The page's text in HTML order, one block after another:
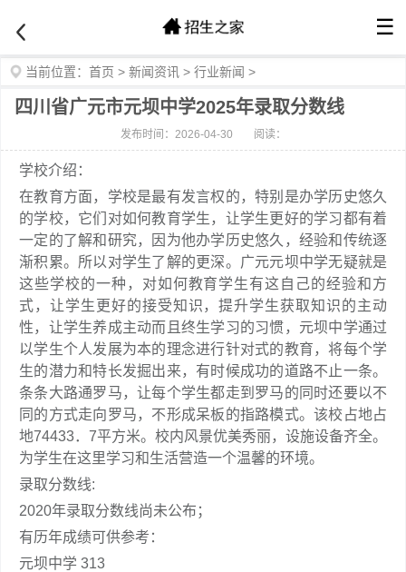
☰
当前位置： 首页 > 新闻资讯 > 行业新闻 >
四川省广元市元坝中学2025年录取分数线
发布时间：2026-04-30 阅读：
学校介绍：
在教育方面，学校是最有发言权的，特别是办学历史悠久
的学校，它们对如何教育学生，让学生更好的学习都有着
一定的了解和研究，因为他办学历史悠久，经验和传统逐
渐积累。所以对学生了解的更深。广元元坝中学无疑就是
这些学校的一种，对如何教育学生有这自己的经验和方
式，让学生更好的接受知识，提升学生获取知识的主动
性，让学生养成主动而且终生学习的习惯，元坝中学通过
以学生个人发展为本的理念进行针对式的教育，将每个学
生的潜力和特长发掘出来，有时候成功的道路不止一条。
条条大路通罗马，让每个学生都走到罗马的同时还要以不
同的方式走向罗马，不形成呆板的指路模式。该校占地占
地74433．7平方米。校内风景优美秀丽，设施设备齐全。
为学生在这里学习和生活营造一个温馨的环境。
录取分数线:
2020年录取分数线尚未公布；
有历年成绩可供参考：
元坝中学 313